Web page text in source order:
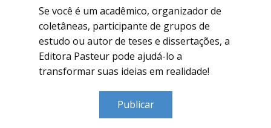
Se você é um acadêmico, organizador de
coletâneas, participante de grupos de
estudo ou autor de teses e dissertações, a
Editora Pasteur pode ajudá-lo a
transformar suas ideias em realidade!
Publicar